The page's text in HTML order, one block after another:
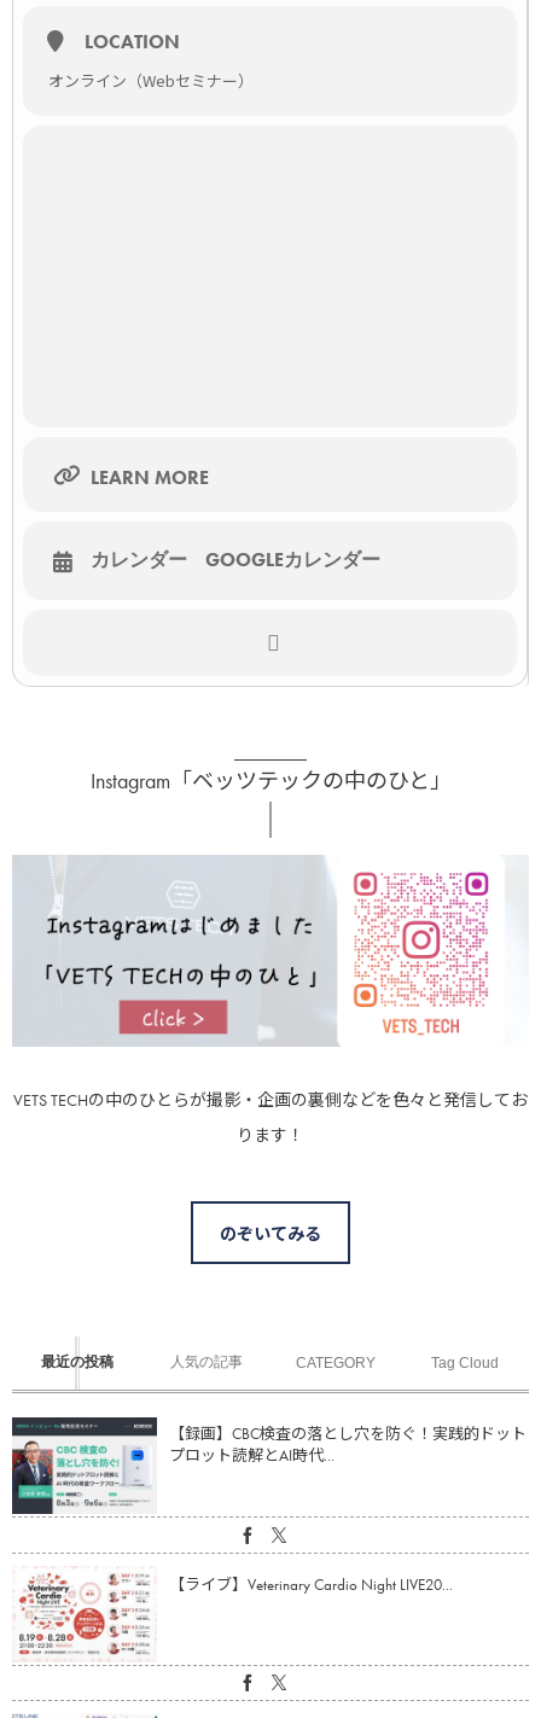
LOCATION
オンライン（Webセミナー）
LEARN MORE
カレンダー GOOGLEカレンダー
Instagram「ベッツテックの中のひと」
VETS TECHの中のひとらが撮影・企画の裏側などを色々と発信してお
ります！
のぞいてみる
最近の投稿 人気の記事 CATEGORY Tag Cloud
【録画】CBC検査の落とし穴を防ぐ！実践的ドット
プロット読解とAI時代...
【ライブ】Veterinary Cardio Night LIVE20...